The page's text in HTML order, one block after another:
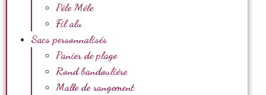
Pèle Mêle
Fil alu
Sacs personnalisés
Panier de plage
Rond bandoulière
Malle de rangement